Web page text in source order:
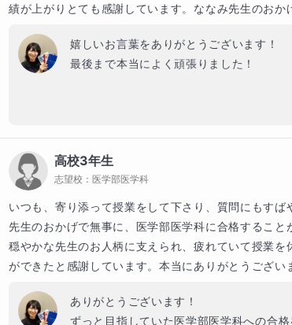
大学入試に出やすい問題というのは、範囲はもちろ
す。
限定的な知識で終わらせないために、授業では、生
基礎からの知識をしっかりと身につけることで、今
っていきます。
績が上がりとても感謝しています。ななみ先生のおか
嬉しいお言葉をありがとうございます！
最後まで本当によく頑張りました！
わからない問題をそのままにせず、一つ
成績アップや「解ける！」という実感が
からこそだと思います。
こちらこそ、大切な学習のお手伝いをさ
これからのご活躍も心より応援しておりま
高校3年生
志望校： 医学部医学科
いつも、寄り添って授業をして下さり、質問にもすば
先生のおかげで無事に、医学部医学科に合格すること
穏やかな先生のお人柄に支えられ、疲れていて授業
ができたと感謝しています。本当にありがとうござい
ありがとうございます！
ずっと目指していた医学部医学科への合